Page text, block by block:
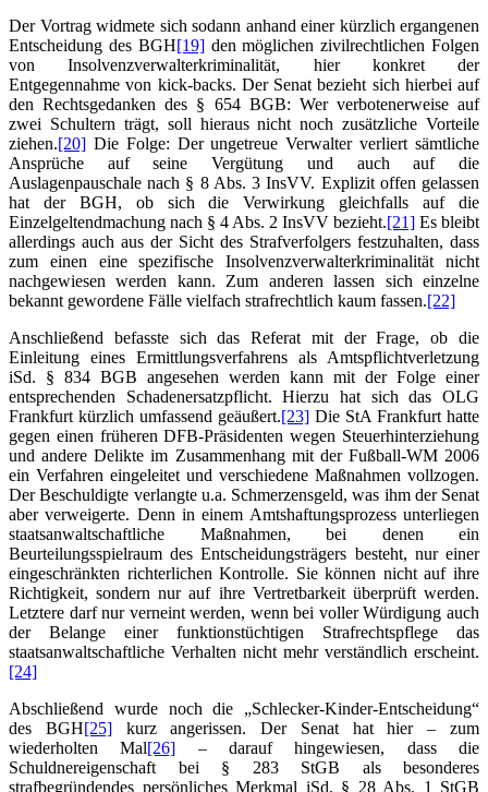
Der Vortrag widmete sich sodann anhand einer kürzlich ergangenen
Entscheidung des BGH[19]den möglichen zivilrechtlichen Folgen
von Insolvenzverwalterkriminalität, hier konkret der
Entgegennahme von kick-backs. Der Senat bezieht sich hierbei auf
den Rechtsgedanken des § 654 BGB: Wer verbotenerweise auf
zwei Schultern trägt, soll hieraus nicht noch zusätzliche Vorteile
ziehen.[20] Die Folge: Der ungetreue Verwalter verliert sämtliche
Ansprüche auf seine Vergütung und auch auf die
Auslagenpauschale nach § 8 Abs. 3 InsVV. Explizit offen gelassen
hat der BGH, ob sich die Verwirkung gleichfalls auf die
Einzelgeltendmachung nach § 4 Abs. 2 InsVV bezieht.[21] Es bleibt
allerdings auch aus der Sicht des Strafverfolgers festzuhalten, dass
zum einen eine spezifische Insolvenzverwalterkriminalität nicht
nachgewiesen werden kann. Zum anderen lassen sich einzelne
bekannt gewordene Fälle vielfach strafrechtlich kaum fassen.[22]
Anschließend befasste sich das Referat mit der Frage, ob die
Einleitung eines Ermittlungsverfahrens als Amtspflichtverletzung
iSd. § 834 BGB angesehen werden kann mit der Folge einer
entsprechenden Schadenersatzpflicht. Hierzu hat sich das OLG
Frankfurt kürzlich umfassend geäußert.[23] Die StA Frankfurt hatte
gegen einen früheren DFB-Präsidenten wegen Steuerhinterziehung
und andere Delikte im Zusammenhang mit der Fußball-WM 2006
ein Verfahren eingeleitet und verschiedene Maßnahmen vollzogen.
Der Beschuldigte verlangte u.a. Schmerzensgeld, was ihm der Senat
aber verweigerte. Denn in einem Amtshaftungsprozess unterliegen
staatsanwaltschaftliche Maßnahmen, bei denen ein
Beurteilungsspielraum des Entscheidungsträgers besteht, nur einer
eingeschränkten richterlichen Kontrolle. Sie können nicht auf ihre
Richtigkeit, sondern nur auf ihre Vertretbarkeit überprüft werden.
Letztere darf nur verneint werden, wenn bei voller Würdigung auch
der Belange einer funktionstüchtigen Strafrechtspflege das
staatsanwaltschaftliche Verhalten nicht mehr verständlich erscheint.
[24]
Abschließend wurde noch die „Schlecker-Kinder-Entscheidung“
des BGH[25]kurz angerissen. Der Senat hat hier – zum
wiederholten Mal[26] – darauf hingewiesen, dass die
Schuldnereigenschaft bei § 283 StGB als besonderes
strafbegründendes persönliches Merkmal iSd. § 28 Abs. 1 StGB